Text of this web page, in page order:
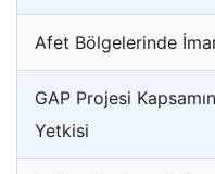
Afet Bölgelerinde
GAP Projesi
Yetkisi